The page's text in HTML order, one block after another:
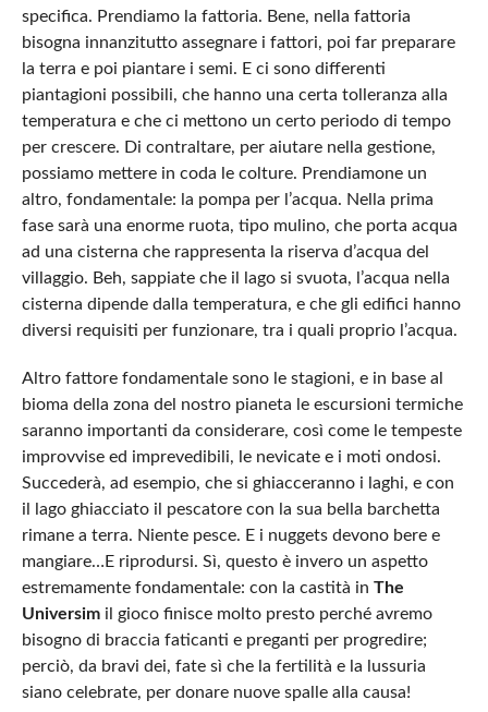
specifica. Prendiamo la fattoria. Bene, nella fattoria
bisogna innanzitutto assegnare i fattori, poi far preparare
la terra e poi piantare i semi. E ci sono differenti
piantagioni possibili, che hanno una certa tolleranza alla
temperatura e che ci mettono un certo periodo di tempo
per crescere. Di contraltare, per aiutare nella gestione,
possiamo mettere in coda le colture. Prendiamone un
altro, fondamentale: la pompa per l’acqua. Nella prima
fase sarà una enorme ruota, tipo mulino, che porta acqua
ad una cisterna che rappresenta la riserva d’acqua del
villaggio. Beh, sappiate che il lago si svuota, l’acqua nella
cisterna dipende dalla temperatura, e che gli edifici hanno
diversi requisiti per funzionare, tra i quali proprio l’acqua.
Altro fattore fondamentale sono le stagioni, e in base al
bioma della zona del nostro pianeta le escursioni termiche
saranno importanti da considerare, così come le tempeste
improvvise ed imprevedibili, le nevicate e i moti ondosi.
Succederà, ad esempio, che si ghiacceranno i laghi, e con
il lago ghiacciato il pescatore con la sua bella barchetta
rimane a terra. Niente pesce. E i nuggets devono bere e
mangiare…E riprodursi. Sì, questo è invero un aspetto
estremamente fondamentale: con la castità in The
Universimil gioco finisce molto presto perché avremo
bisogno di braccia faticanti e preganti per progredire;
perciò, da bravi dei, fate sì che la fertilità e la lussuria
siano celebrate, per donare nuove spalle alla causa!